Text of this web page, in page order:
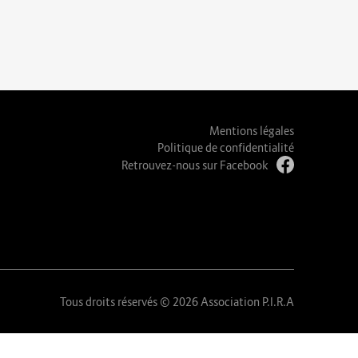
Mentions légales
Politique de confidentialité
Retrouvez-nous sur Facebook
Tous droits réservés © 2026 Association P.I.R.A